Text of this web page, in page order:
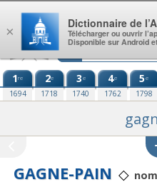
Aller au contenu
1re
1694
2e
1718
3e
1740
4e
1762
5e
1798
GAGNE-PAIN ◇
×
Dictionnaire de
Télécharger ou ouvrir
Disponible sur Android